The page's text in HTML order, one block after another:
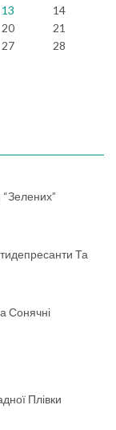
13
14
20
21
27
28
Та
Сонячні
Плівки